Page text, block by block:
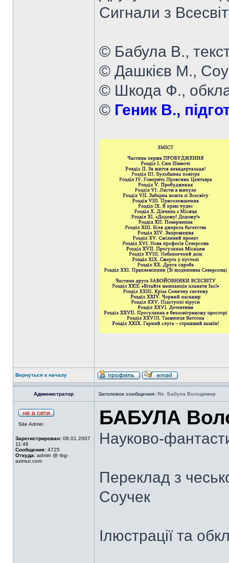
Сигнали з
© Бабула В.,
© Дашкієв М.,
© Шкода Ф.,
© Геник В.,
Вернуться к началу
Администратор Заголовок сообщения: Re: Бабула Володимир
Site Admin
Зарегистрирован: 08.01.2007
11:46
Сообщения: 4725
Откуда: admin @ rbg-
azimut.com
БАБУЛА
Науково-
Переклад з
Соучек
Ілюстрації та